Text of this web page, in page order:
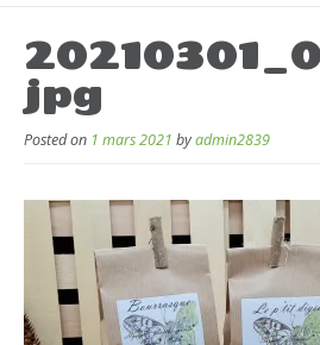
jpg
Posted on 1 mars 2021 byadmin2839